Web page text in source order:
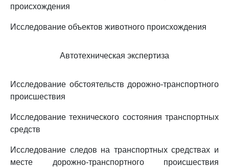
происхождения
Исследование объектов животного происхождения
Автотехническая экспертиза
Исследование обстоятельств дорожно-транспортного
происшествия
Исследование технического состояния транспортных
средств
Исследование следов на транспортных средствах и
месте дорожно-транспортного происшествия